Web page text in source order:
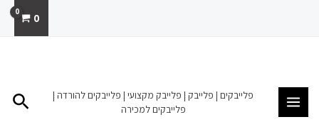
0
פלייבקים | פלייבק | פלייבק מקצועי | פלייבקים להורדה |
פלייבקים למכירה